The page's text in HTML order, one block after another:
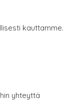
kauttamme.
yhteyttä